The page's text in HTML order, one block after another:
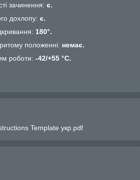
зачинення: є.
дохлопу: є.
180°.
положенні: немає.
роботи: -42/+55 °С.
Template укр.pdf